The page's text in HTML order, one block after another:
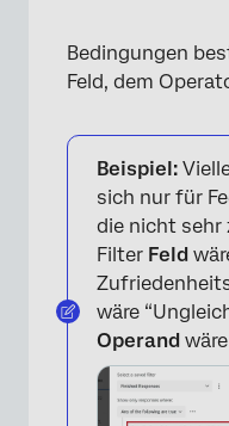
Bedingungen
Feld, dem
Beispiel:
sich nur für
die nicht sehr
Filter Feld
wäre
Operand